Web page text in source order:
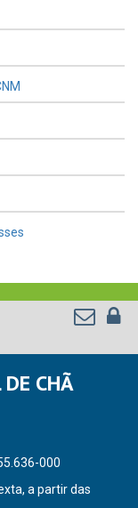
CHÃ
000
a partir das